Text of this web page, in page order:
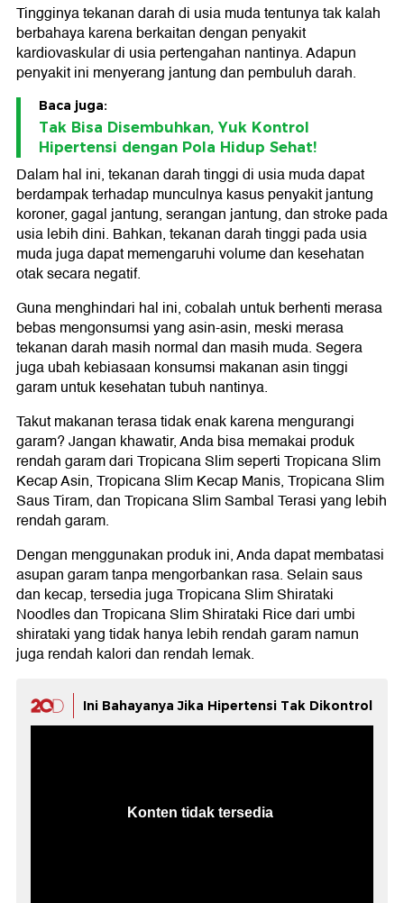
Tingginya tekanan darah di usia muda tentunya tak kalah
berbahaya karena berkaitan dengan penyakit
kardiovaskular di usia pertengahan nantinya. Adapun
penyakit ini menyerang jantung dan pembuluh darah.
Baca juga:
Tak Bisa Disembuhkan, Yuk Kontrol
Hipertensi dengan Pola Hidup Sehat!
Dalam hal ini, tekanan darah tinggi di usia muda dapat
berdampak terhadap munculnya kasus penyakit jantung
koroner, gagal jantung, serangan jantung, dan stroke pada
usia lebih dini. Bahkan, tekanan darah tinggi pada usia
muda juga dapat memengaruhi volume dan kesehatan
otak secara negatif.
Guna menghindari hal ini, cobalah untuk berhenti merasa
bebas mengonsumsi yang asin-asin, meski merasa
tekanan darah masih normal dan masih muda. Segera
juga ubah kebiasaan konsumsi makanan asin tinggi
garam untuk kesehatan tubuh nantinya.
Takut makanan terasa tidak enak karena mengurangi
garam? Jangan khawatir, Anda bisa memakai produk
rendah garam dari Tropicana Slim seperti Tropicana Slim
Kecap Asin, Tropicana Slim Kecap Manis, Tropicana Slim
Saus Tiram, dan Tropicana Slim Sambal Terasi yang lebih
rendah garam.
Dengan menggunakan produk ini, Anda dapat membatasi
asupan garam tanpa mengorbankan rasa. Selain saus
dan kecap, tersedia juga Tropicana Slim Shirataki
Noodles dan Tropicana Slim Shirataki Rice dari umbi
shirataki yang tidak hanya lebih rendah garam namun
juga rendah kalori dan rendah lemak.
Ini Bahayanya Jika Hipertensi Tak Dikontrol